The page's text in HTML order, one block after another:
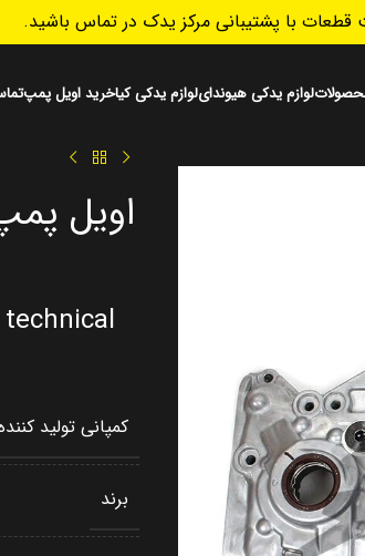
با پشتیبانی مرکز یدک در تماس باشید.
لوازم یدکی هیوندایلوازم یدکی کیاخرید اویل پمپ
کمپانی تولید
برند